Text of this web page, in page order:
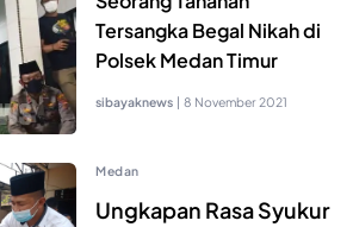
Tersangka Begal Nikah di
Polsek Medan Timur
sibayaknews | 8 November 2021
Medan
Ungkapan Rasa Syukur